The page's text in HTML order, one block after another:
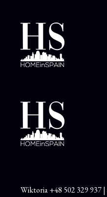
Wiktoria+48 502 329 937|